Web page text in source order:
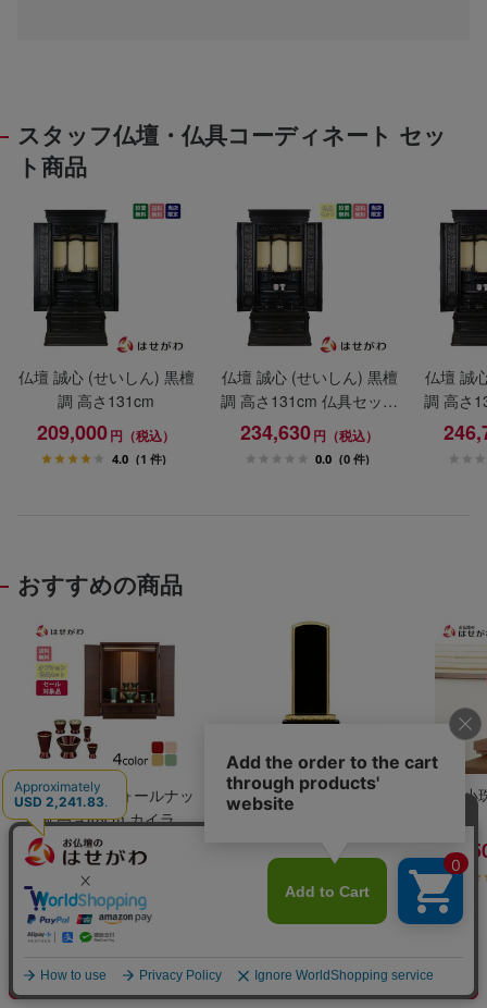
カートに入れる 店舗在庫
スタッフ仏壇・仏具コーディネート セッ
ト商品
仏壇 誠心 (せいしん) 黒檀
調 高さ131cm
209,000円（税込）
4.0 (1 件)
仏壇 誠心 (せいしん) 黒檀
調 高さ131cm 仏具セット
A
234,630円（税込）
0.0 (0 件)
仏壇 誠
調 高さ
おすすめの商品
仏壇 リアン ウォールナッ
ト調 高さ48cm カイラ具
足セット
33,000 円（税込）
位牌 春日蓮付 K型 新型